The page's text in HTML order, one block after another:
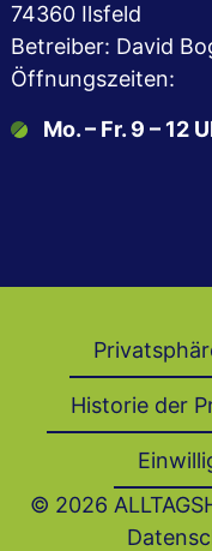
74360 Ilsfeld
Betreiber: David
Öffnungszeiten:
Mo. – Fr. 9 – 12
Historie der
© 2026